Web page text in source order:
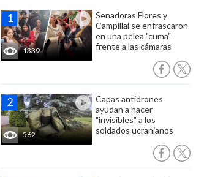
1339
Senadoras Flores y
Campillai se enfrascaron
en una pelea "cuma"
frente a las cámaras
562
Capas antidrones
ayudan a hacer
"invisibles" a los
soldados ucranianos